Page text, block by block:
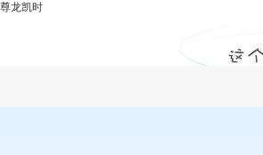
灌浆料养护-尊龙凯时
尊龙凯时